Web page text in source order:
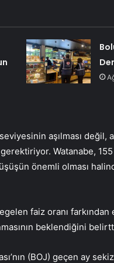
aşılması değil,
gerektiriyor. Watanabe,
önemli olması
faiz oranı
beklendiğini
(BOJ) geçen ay